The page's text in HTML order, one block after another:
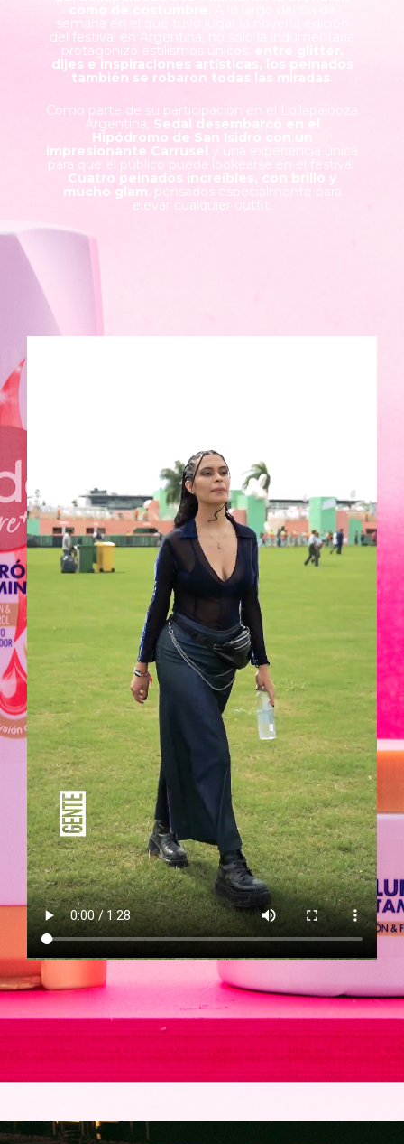
como de costumbre
semana en el que tuvo lugar la novena edición
del festival en Argentina, no solo la indumentaria
protagonizó estilismos únicos:
entre glitter,
dijes e inspiraciones artísticas, los peinados
también se robaron todas las miradas
Como parte de su participación en el Lollapalooza
Argentina, Sedal desembarcó en el
Hipódromo de San Isidro con un
impresionante Carrusel y una experiencia única
para que el público pueda lookearse en el festival.
Cuatro peinados increíbles, con brillo y
mucho glam, pensados especialmente para
elevar cualquier outfit.